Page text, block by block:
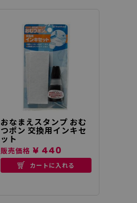
おなまえスタンプ おむ
つポン 交換用インキセ
ット
販売価格 ¥ 440
カートに入れる